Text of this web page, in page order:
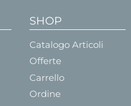
SHOP
Catalogo Articoli
Offerte
Carrello
Ordine